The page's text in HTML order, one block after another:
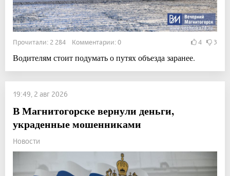
Прочитали: 2 284 Комментарии: 0 4 3
Водителям стоит подумать о путях объезда заранее.
19:49, 2 авг 2026
В Магнитогорске вернули деньги,
украденные мошенниками
Новости